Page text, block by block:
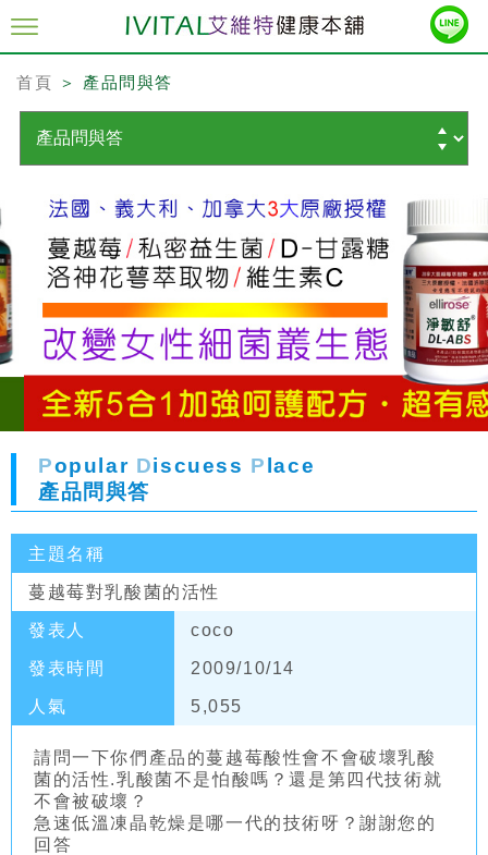
首頁 ＞ 產品問與答
Popular Discuess P lace
產品問與答
主題名稱
蔓越莓對乳酸菌的活性
發表人 coco
發表時間 2009/10/14
人氣 5,055
請問一下你們產品的蔓越莓酸性會不會破壞乳酸
菌的活性.乳酸菌不是怕酸嗎？還是第四代技術就
不會被破壞？
急速低溫凍晶乾燥是哪一代的技術呀？謝謝您的
回答